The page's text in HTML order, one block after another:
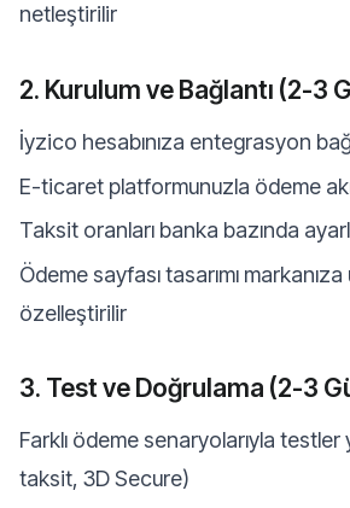
netleştirilir
2. Kurulum ve Bağlantı (2-3
İyzico hesabınıza entegrasyon
E-ticaret platformunuzla ödeme
Taksit oranları banka bazında
Ödeme sayfası tasarımı
özelleştirilir
3. Test ve Doğrulama (2-3
Farklı ödeme senaryolarıyla testler
taksit, 3D Secure)